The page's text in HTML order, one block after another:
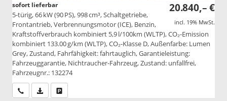
20.840,– €
incl. 19% MwSt.
sofort lieferbar
5-türig, 66 kW (90 PS), 998 cm³, Schaltgetriebe,
Frontantrieb, Verbrennungsmotor (ICE), Benzin,
Kraftstoffverbrauch kombiniert 5,9 l/100km (WLTP), CO₂-Emission
kombiniert 133.00 g/km (WLTP), CO₂-Klasse D, Außenfarbe: Lumen
Grey, Zustand, Fahrfähigkeit: fahrtauglich, Garantieleistung:
Fahrzeuggarantie, Nichtraucher-Fahrzeug, Zustand: unfallfrei,
Fahrzeugnr.: 132274
Wir rufen Sie anPDF-Datei, Fahrzeugexposé drucken